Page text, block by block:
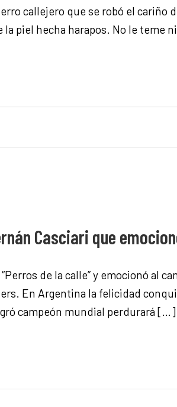
callejero que se robó el cariño
la piel hecha harapos. No le teme
Casciari que
de la calle” y emocionó al
En Argentina la felicidad
campeón mundial perdurará […]